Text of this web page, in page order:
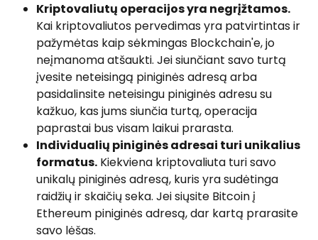
Kriptovaliutų operacijos yra negrįžtamos.
Kai kriptovaliutos pervedimas yra patvirtintas ir
pažymėtas kaip sėkmingas Blockchain'e, jo
neįmanoma atšaukti. Jei siunčiant savo turtą
įvesite neteisingą piniginės adresą arba
pasidalinsite neteisingu piniginės adresu su
kažkuo, kas jums siunčia turtą, operacija
paprastai bus visam laikui prarasta.
Individualių piniginės adresai turi unikalius
formatus. Kiekviena kriptovaliuta turi savo
unikalų piniginės adresą, kuris yra sudėtinga
raidžių ir skaičių seka. Jei siųsite Bitcoin į
Ethereum piniginės adresą, dar kartą prarasite
savo lėšas.